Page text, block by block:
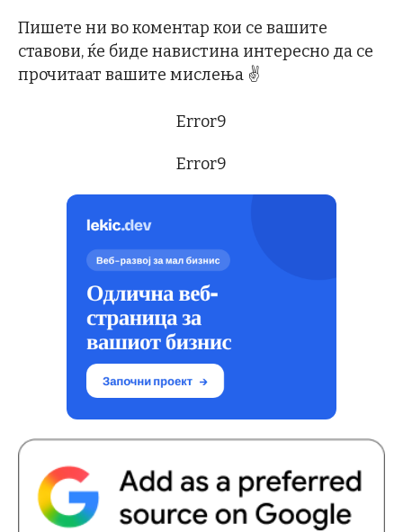
Пишете ни во коментар кои се вашите
ставови, ќе биде навистина интересно да се
прочитаат вашите мислења ✌
Error9
Error9